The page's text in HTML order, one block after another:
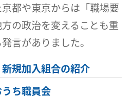
都や東京からは「職場要
の政治を変えることも重
言がありました。
規加入組合の紹介
ち職員会